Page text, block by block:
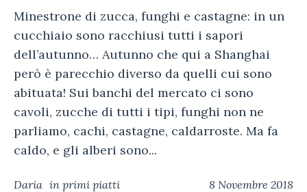
Minestrone di zucca, funghi e castagne: in un
cucchiaio sono racchiusi tutti i sapori
dell’autunno… Autunno che qui a Shanghai
però è parecchio diverso da quelli cui sono
abituata! Sui banchi del mercato ci sono
cavoli, zucche di tutti i tipi, funghi non ne
parliamo, cachi, castagne, caldarroste. Ma fa
caldo, e gli alberi sono...
8 Novembre 2018
Daria in primi piatti